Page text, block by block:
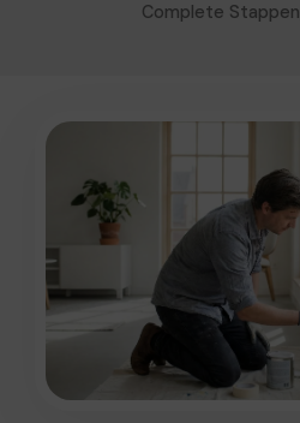
Complete